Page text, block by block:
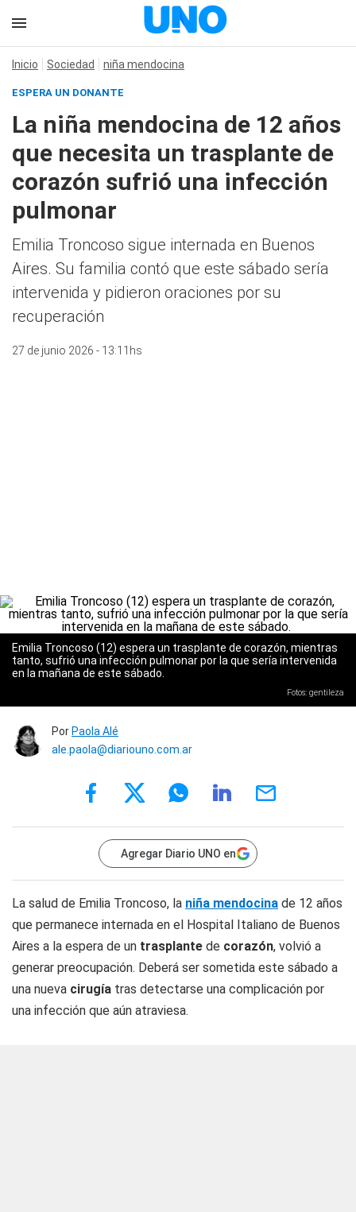
Inicio Sociedad niña mendocina
ESPERA UN DONANTE
La niña mendocina de 12 años
que necesita un trasplante de
corazón sufrió una infección
pulmonar
Emilia Troncoso sigue internada en Buenos
Aires. Su familia contó que este sábado sería
intervenida y pidieron oraciones por su
recuperación
27 de junio 2026 - 13:11hs
Emilia Troncoso (12) espera un trasplante de corazón, mientras
tanto, sufrió una infección pulmonar por la que sería intervenida
en la mañana de este sábado.
Fotos: gentileza
Por Paola Alé
ale.paola@diariouno.com.ar
Agregar Diario UNO en
La salud de Emilia Troncoso, la niña mendocina de 12 años
que permanece internada en el Hospital Italiano de Buenos
Aires a la espera de un trasplante de corazón, volvió a
generar preocupación. Deberá ser sometida este sábado a
una nueva cirugía tras detectarse una complicación por
una infección que aún atraviesa.